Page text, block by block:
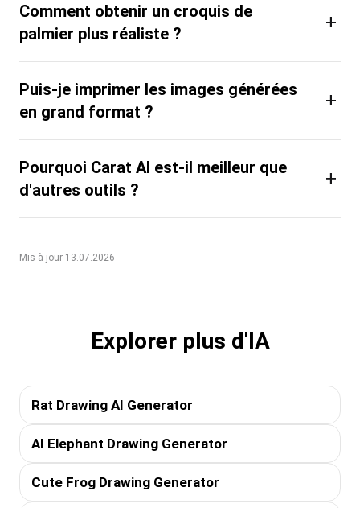
Comment obtenir un croquis de
palmier plus réaliste ?
+
Puis-je imprimer les images générées
en grand format ?
+
Pourquoi Carat AI est-il meilleur que
d'autres outils ?
+
Mis à jour 13.07.2026
Explorer plus d'IA
Rat Drawing AI Generator
AI Elephant Drawing Generator
Cute Frog Drawing Generator